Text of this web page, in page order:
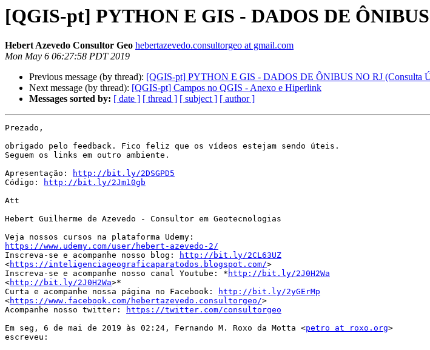
[QGIS-pt] PYTHON E GIS - DADOS DE
Hebert Azevedo Consultor Geo hebertazevedo.consultorgeo at gmail.com
Mon May 6 06:27:58 PDT 2019
Previous message (by thread): [QGIS-pt] PYTHON E GIS - DADOS DE ÔNIBUS NO RJ (Consulta
Next message (by thread): [QGIS-pt] Campos no QGIS - Anexo e Hiperlink
Messages sorted by: [ date ] [ thread ] [ subject ] [ author ]
Prezado,
obrigado pelo feedback. Fico feliz que os vídeos estejam sendo úteis.
Seguem os links em outro ambiente.
Apresentação:
http://bit.ly/2DSGPD5
Código:
http://bit.ly/2Jm10gb
Att
Hebert Guilherme de Azevedo - Consultor em Geotecnologias
https://www.udemy.com/user/hebert-azevedo-2/
Inscreva-se e acompanhe nosso blog:
http://bit.ly/2CL63UZ
<https://inteligenciageograficaparatodos.blogspot.com/>
Inscreva-se e acompanhe nosso canal Youtube: * http://bit.ly/2J0H2Wa
<http://bit.ly/2J0H2Wa>*
Curta e acompanhe nossa página no Facebook:
http://bit.ly/2yGErMp
<https://www.facebook.com/hebertazevedo.consultorgeo/>
Acompanhe nosso twitter:
https://twitter.com/consultorgeo
Em seg, 6 de mai de 2019 às 02:24, Fernando M. Roxo da Motta <petro at roxo.org>
escreveu: